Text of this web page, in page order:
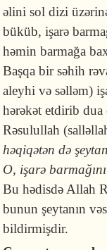
əlini sol dizi
büküb, işarə
həmin barmağa
Başqa bir səhih
aleyhi və səlləm)
hərəkət etdirib dua
Rəsulullah
həqiqətən də
O, işarə
Bu hədisdə Allah
bunun şeytanın
bildirmişdir.